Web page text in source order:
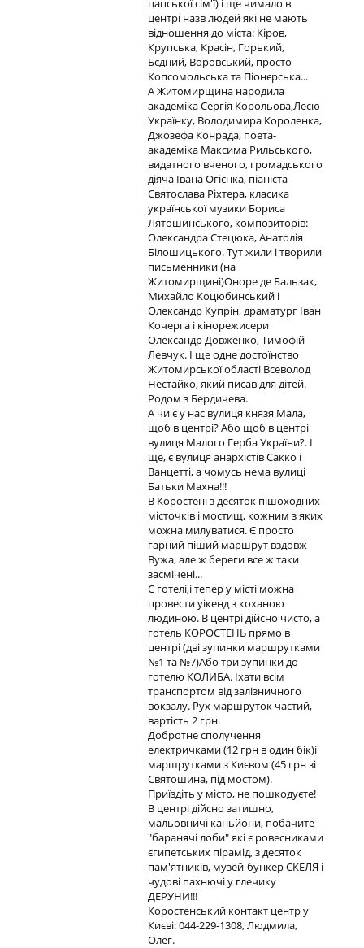
цапської сім'ї) і ще чимало в
центрі назв людей які не мають
відношення до міста: Кіров,
Крупська, Красін, Горький,
Бєдний, Воровський, просто
Копсомольська та Піонєрська...
А Житомирщина народила
академіка Сергія Корольова,Лесю
Українку, Володимира Короленка,
Джозефа Конрада, поета-
академіка Максима Рильського,
видатного вченого, громадського
діяча Івана Огієнка, піаніста
Святослава Ріхтера, класика
української музики Бориса
Лятошинського, композиторів:
Олександра Стецюка, Анатолія
Білошицького. Тут жили і творили
письменники (на
Житомирщині)Оноре де Бальзак,
Михайло Коцюбинський і
Олександр Купрін, драматург Іван
Кочерга і кінорежисери
Олександр Довженко, Тимофій
Левчук. І ще одне достоїнство
Житомирської області Всеволод
Нестайко, який писав для дітей.
Родом з Бердичева.
А чи є у нас вулиця князя Мала,
щоб в центрі? Або щоб в центрі
вулиця Малого Герба України?. І
ще, є вулиця анархістів Сакко і
Ванцетті, а чомусь нема вулиці
Батьки Махна!!!
В Коростені з десяток пішоходних
місточків і мостищ, кожним з яких
можна милуватися. Є просто
гарний піший маршрут вздовж
Вужа, але ж береги все ж таки
засмічені...
Є готелі,і тепер у місті можна
провести уікенд з коханою
людиною. В центрі дійсно чисто, а
готель КОРОСТЕНЬ прямо в
центрі (дві зупинки маршрутками
№1 та №7)Або три зупинки до
готелю КОЛИБА. Їхати всім
транспортом від залізничного
вокзалу. Рух маршруток частий,
вартість 2 грн.
Добротне сполучення
електричками (12 грн в один бік)і
маршрутками з Києвом (45 грн зі
Святошина, під мостом).
Приїздіть у місто, не пошкодуєте!
В центрі дійсно затишно,
мальовничі каньйони, побачите
"баранячі лоби" які є ровесниками
єгипетських пірамід, з десяток
пам'ятників, музей-бункер СКЕЛЯ і
чудові пахнючі у глечику
ДЕРУНИ!!!
Коростенський контакт центр у
Києві: 044-229-1308, Людмила,
Олег.